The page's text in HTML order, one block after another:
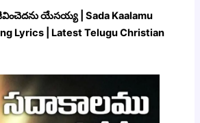
యేసయ్య | Sada Kaalamu
Lyrics | Latest Telugu Christian